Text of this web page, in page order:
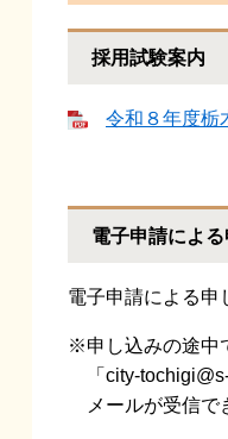
採用試験案内
令和８年度栃
電子申請によ
電子申請による申
※申し込みの途中
「city-tochigi@s-
メールが受信で